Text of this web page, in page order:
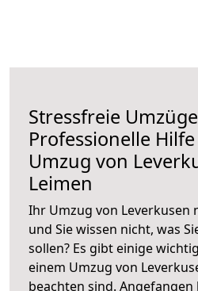
Stressfreie
Professionelle
Umzug von
Leimen
Ihr Umzug von Leverkusen
und Sie wissen nicht, was
sollen? Es gibt einige
einem Umzug von
beachten sind. Angefangen